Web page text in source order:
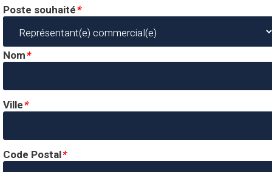
Poste souhaité*
Nom*
Ville*
Code Postal*